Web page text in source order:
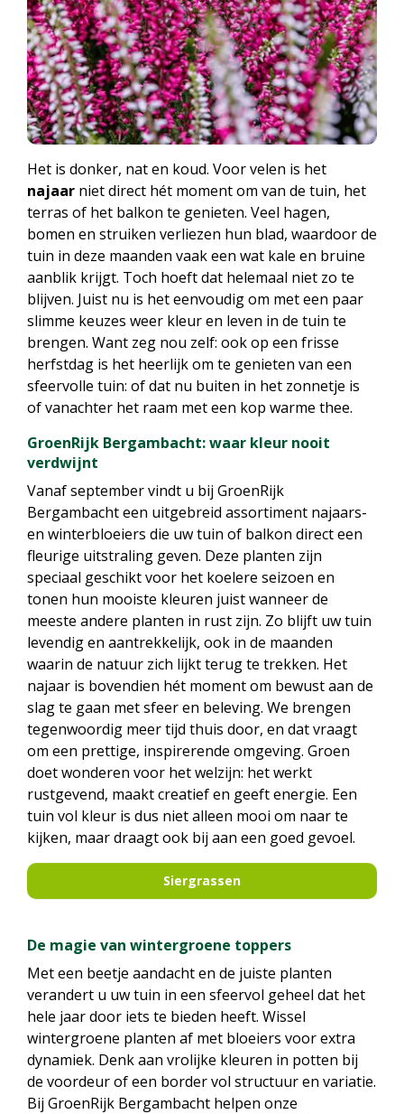
Het is donker, nat en koud. Voor velen is het
najaar niet direct hét moment om van de tuin, het
terras of het balkon te genieten. Veel hagen,
bomen en struiken verliezen hun blad, waardoor de
tuin in deze maanden vaak een wat kale en bruine
aanblik krijgt. Toch hoeft dat helemaal niet zo te
blijven. Juist nu is het eenvoudig om met een paar
slimme keuzes weer kleur en leven in de tuin te
brengen. Want zeg nou zelf: ook op een frisse
herfstdag is het heerlijk om te genieten van een
sfeervolle tuin: of dat nu buiten in het zonnetje is
of vanachter het raam met een kop warme thee.
GroenRijk Bergambacht: waar kleur nooit
verdwijnt
Vanaf september vindt u bij GroenRijk
Bergambacht een uitgebreid assortiment najaars-
en winterbloeiers die uw tuin of balkon direct een
fleurige uitstraling geven. Deze planten zijn
speciaal geschikt voor het koelere seizoen en
tonen hun mooiste kleuren juist wanneer de
meeste andere planten in rust zijn. Zo blijft uw tuin
levendig en aantrekkelijk, ook in de maanden
waarin de natuur zich lijkt terug te trekken. Het
najaar is bovendien hét moment om bewust aan de
slag te gaan met sfeer en beleving. We brengen
tegenwoordig meer tijd thuis door, en dat vraagt
om een prettige, inspirerende omgeving. Groen
doet wonderen voor het welzijn: het werkt
rustgevend, maakt creatief en geeft energie. Een
tuin vol kleur is dus niet alleen mooi om naar te
kijken, maar draagt ook bij aan een goed gevoel.
Siergrassen
De magie van wintergroene toppers
Met een beetje aandacht en de juiste planten
verandert u uw tuin in een sfeervol geheel dat het
hele jaar door iets te bieden heeft. Wissel
wintergroene planten af met bloeiers voor extra
dynamiek. Denk aan vrolijke kleuren in potten bij
de voordeur of een border vol structuur en variatie.
Bij GroenRijk Bergambacht helpen onze